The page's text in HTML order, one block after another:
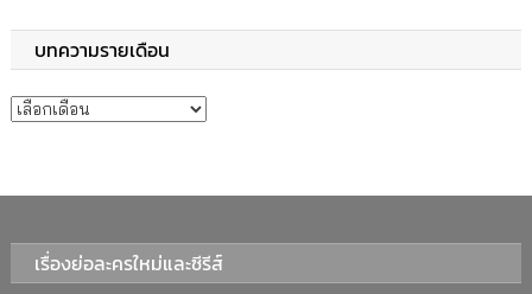
บทความรายเดือน
บทความรายเดือน
เรื่องย่อละครใหม่และซีรีส์